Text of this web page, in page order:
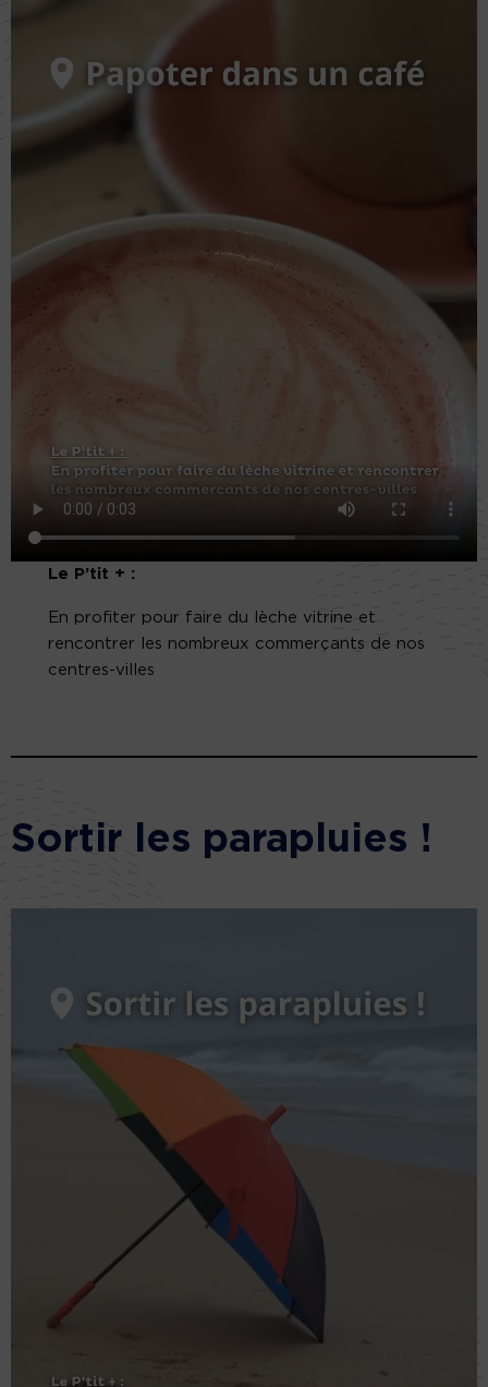
Le P’tit + :
En profiter pour faire du lèche vitrine et
rencontrer les nombreux commerçants de nos
centres-villes
Sortir les parapluies !